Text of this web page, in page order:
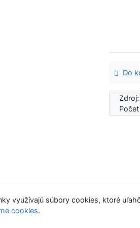
Do
Mapa stránok
využívajú súbory cookies, ktoré
cookies.